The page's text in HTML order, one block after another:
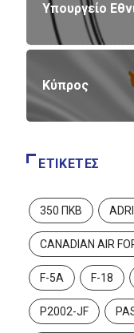
Υπουργείο
Κύπρος
ΕΤΙΚΈΤΕΣ
350 ΠΚΒ
CANADIAN AIR
F-5A F-18
P2002-JF